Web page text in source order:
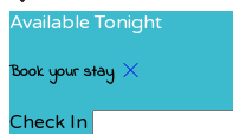
Available Tonight
Book your stay
Check In